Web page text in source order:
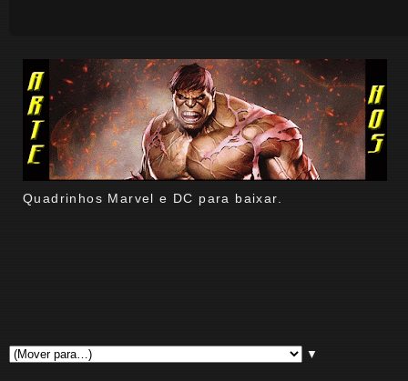
Quadrinhos Marvel e DC para baixar.
▼